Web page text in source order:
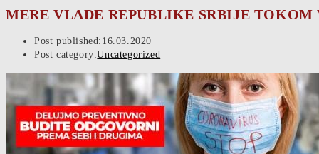
MERE VLADE REPUBLIKE SRBIJE TOKOM
Post published: 16.03.2020
Post category:Uncategorized